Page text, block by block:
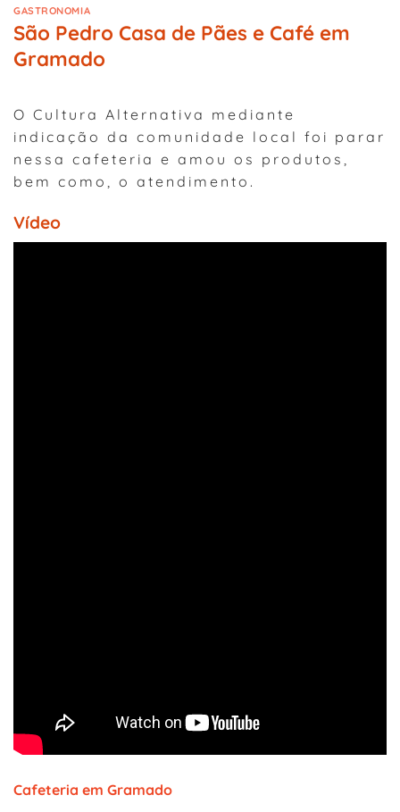
GASTRONOMIA
São Pedro Casa de Pães e Café em
Gramado
O Cultura Alternativa mediante
indicação da comunidade local foi parar
nessa cafeteria e amou os produtos,
bem como, o atendimento.
Vídeo
Cafeteria em Gramado